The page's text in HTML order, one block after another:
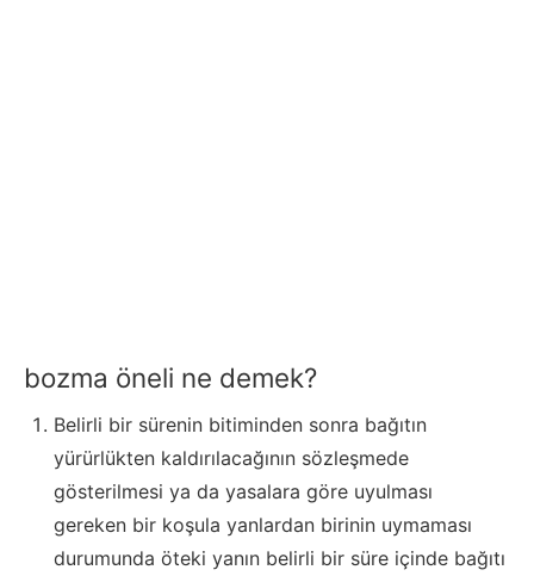
bozma öneli ne demek?
Belirli bir sürenin bitiminden sonra bağıtın
yürürlükten kaldırılacağının sözleşmede
gösterilmesi ya da yasalara göre uyulması
gereken bir koşula yanlardan birinin uymaması
durumunda öteki yanın belirli bir süre içinde bağıtı